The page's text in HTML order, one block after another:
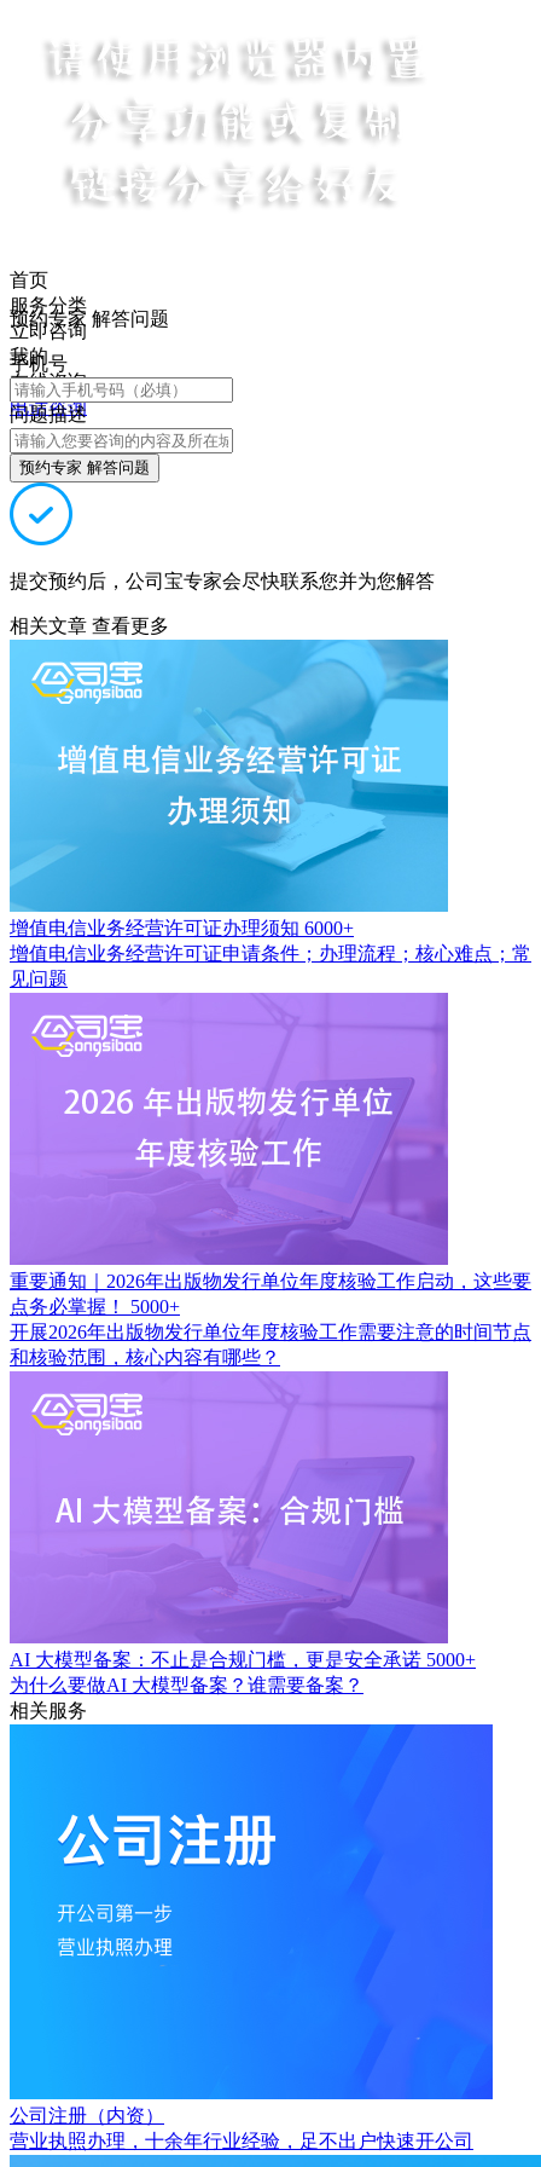
首页
服务分类
立即咨询
我的
在线咨询
电话咨询
预约专家 解答问题
手机号
问题描述
预约专家 解答问题
提交预约后，公司宝专家会尽快联系您并为您解答
相关文章 查看更多
增值电信业务经营许可证办理须知 6000+
增值电信业务经营许可证申请条件；办理流程；核心难点；常
见问题
重要通知｜2026年出版物发行单位年度核验工作启动，这些要
点务必掌握！
5000+
开展2026年出版物发行单位年度核验工作需要注意的时间节点
和核验范围，核心内容有哪些？
AI 大模型备案：不止是合规门槛，更是安全承诺 5000+
为什么要做AI 大模型备案？谁需要备案？
相关服务
公司注册（内资）
营业执照办理，十余年行业经验，足不出户快速开公司